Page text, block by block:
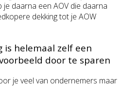
daarna een AOV die daarna
dekking tot je AOW
is helemaal zelf een
door te sparen
je veel van ondernemers maar